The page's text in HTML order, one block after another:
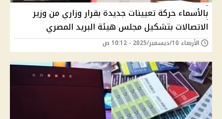
بالأسماء حركة تعيينات جديدة بقرار وزاري من وزير
الاتصالات بتشكيل مجلس هيئة البريد المصري
الأربعاء 10/ديسمبر/2025 - 10:12 ص